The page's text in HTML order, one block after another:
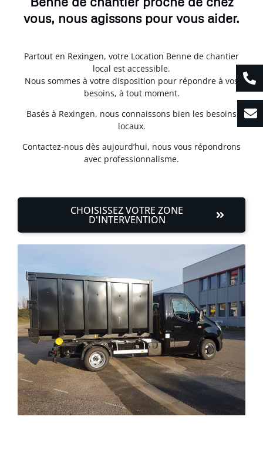
vous, nous agissons pour vous aider.
Partout en Rexingen, votre Location Benne de chantier
local est accessible.
Nous sommes à votre disposition pour répondre à vos
besoins, à tout moment.
Basés à Rexingen, nous connaissons bien les besoins
locaux.
Contactez-nous dès aujourd’hui, nous vous répondrons
avec professionnalisme.
CHOISISSEZ VOTRE ZONE
D'INTERVENTION